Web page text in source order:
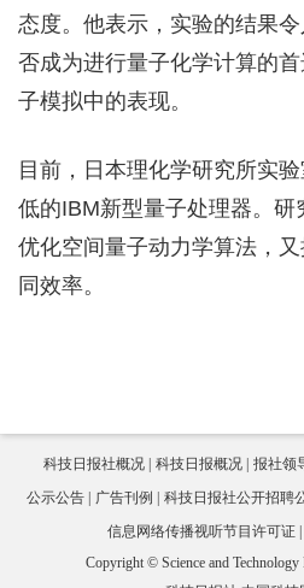
态度。他表示，实验的结果
否成为进行量子化学计算的
子模拟中的表现。
目前，日本理化学研究所实
低的IBM新型量子处理器。
优化空间量子动力学算法，又
同效率。
科技日报社概况 科技日报概况 报社领
公示公告
广告刊例 科技日报社公开招聘
信息网络传播视听节目许可证
Copyright © Science and